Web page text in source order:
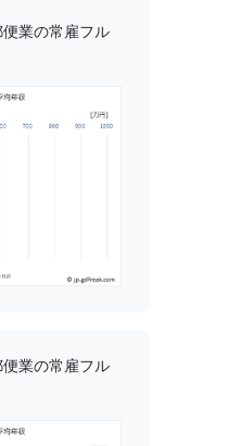
業の常雇フル
業の常雇フル